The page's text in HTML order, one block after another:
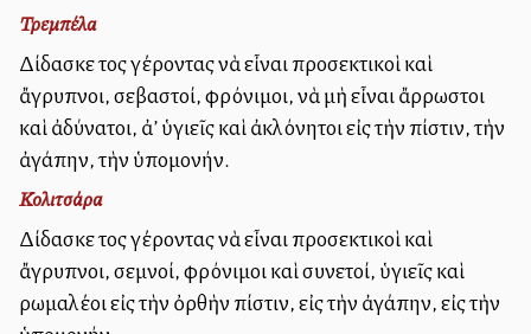
Τρεμπέλα
Δίδασκε τοὺς γέροντας νὰ εἶναι προσεκτικοὶ καὶ
ἄγρυπνοι, σεβαστοί, φρόνιμοι, νὰ μὴ εἶναι ἄρρωστοι
καὶ ἀδύνατοι, ἀλλ’ ὑγιεῖς καὶ ἀκλόνητοι εἰς τὴν πίστιν, τὴν
ἀγάπην, τὴν ὑπομονήν.
Κολιτσάρα
Δίδασκε τοὺς γέροντας νὰ εἶναι προσεκτικοὶ καὶ
ἄγρυπνοι, σεμνοί, φρόνιμοι καὶ συνετοί, ὑγιεῖς καὶ
ρωμαλέοι εἰς τὴν ὀρθὴν πίστιν, εἰς τὴν ἀγάπην, εἰς τὴν